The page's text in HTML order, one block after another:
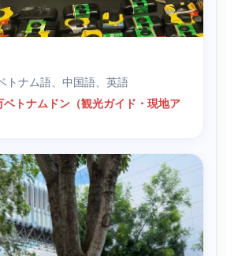
トナム語、中国語、英語
ベトナムドン（観光ガイド・現地ア